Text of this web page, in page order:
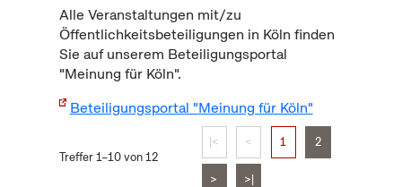
Alle Veranstaltungen mit/zu
Öffentlichkeitsbeteiligungen in Köln finden
Sie auf unserem Beteiligungsportal
"Meinung für Köln".
Beteiligungsportal "Meinung für Köln"
Treffer 1–10 von 12
|< < 1 2
> >|